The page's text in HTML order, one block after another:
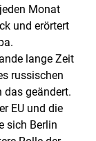
Monat
und erörtert
lange Zeit
russischen
das geändert.
EU und die
sich Berlin